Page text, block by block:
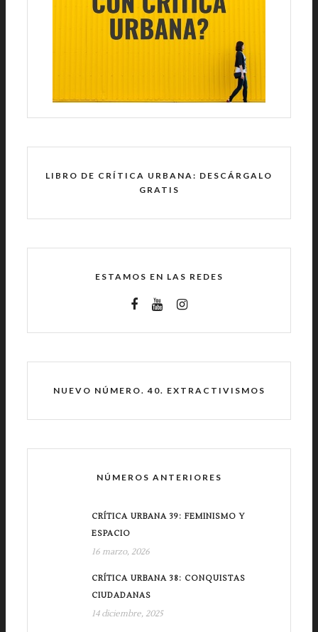
LIBRO DE CRÍTICA URBANA: DESCÁRGALO
GRATIS
ESTAMOS EN LAS REDES
NUEVO NÚMERO. 40. EXTRACTIVISMOS
NÚMEROS ANTERIORES
CRÍTICA URBANA 39: FEMINISMO Y
ESPACIO
16 marzo, 2026
CRÍTICA URBANA 38: CONQUISTAS
CIUDADANAS
14 diciembre, 2025